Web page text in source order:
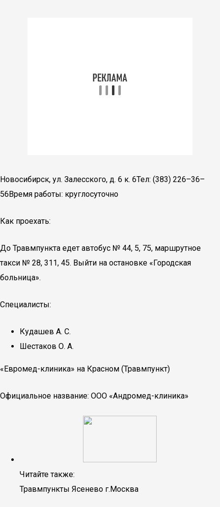
Новосибирск, ул. Залесского, д. 6 к. 6Тел: (383) 226–36–
56Время работы: круглосуточно
Как проехать:
До Травмпункта едет автобус № 44, 5, 75, маршрутное
такси № 28, 311, 45. Выйти на остановке «Городская
больница».
Специалисты:
Кудашев А. С.
Шестаков О. А.
«Евромед-клиника» на Красном (Травмпункт)
Официальное название: ООО «Андромед-клиника»
Читайте также:
Травмпункты Ясенево г.Москва